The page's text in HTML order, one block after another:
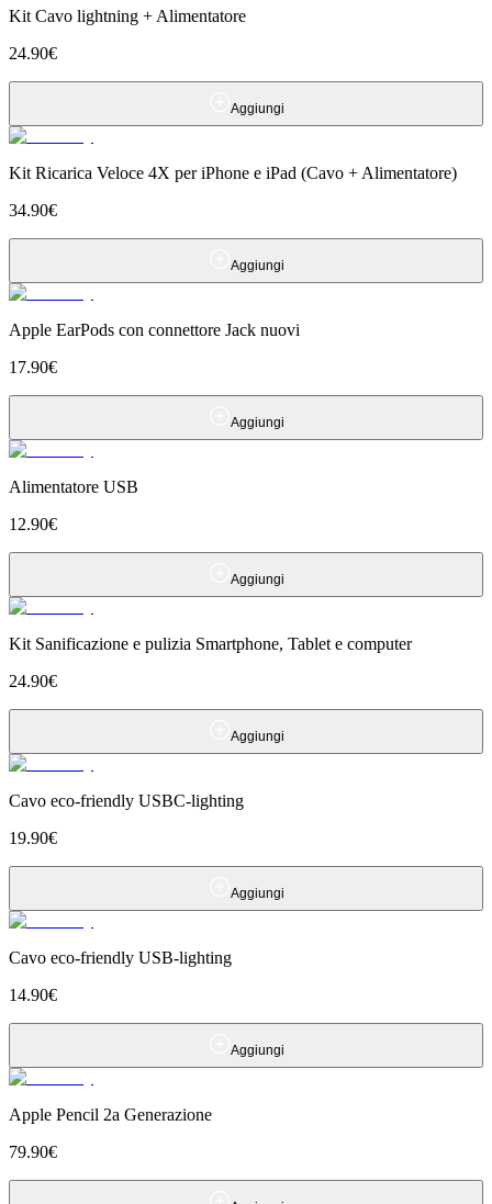
Kit Cavo lightning + Alimentatore
24.90€
Aggiungi
Kit Ricarica Veloce 4X per iPhone e iPad (Cavo + Alimentatore)
34.90€
Aggiungi
Apple EarPods con connettore Jack nuovi
17.90€
Aggiungi
Alimentatore USB
12.90€
Aggiungi
Kit Sanificazione e pulizia Smartphone, Tablet e computer
24.90€
Aggiungi
Cavo eco-friendly USBC-lighting
19.90€
Aggiungi
Cavo eco-friendly USB-lighting
14.90€
Aggiungi
Apple Pencil 2a Generazione
79.90€